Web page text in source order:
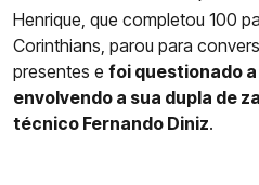
Henrique, que completou 100
Corinthians, parou para
presentes e foi questionado
envolvendo a sua dupla de
técnico Fernando Diniz.